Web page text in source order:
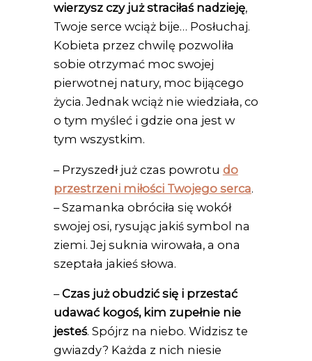
wierzysz czy już straciłaś nadzieję,
Twoje serce wciąż bije… Posłuchaj.
Kobieta przez chwilę pozwoliła
sobie otrzymać moc swojej
pierwotnej natury, moc bijącego
życia. Jednak wciąż nie wiedziała, co
o tym myśleć i gdzie ona jest w
tym wszystkim.
– Przyszedł już czas powrotu do
przestrzeni miłości Twojego serca.
– Szamanka obróciła się wokół
swojej osi, rysując jakiś symbol na
ziemi. Jej suknia wirowała, a ona
szeptała jakieś słowa.
–Czas już obudzić się i przestać
udawać kogoś, kim zupełnie nie
jesteś. Spójrz na niebo. Widzisz te
gwiazdy? Każda z nich niesie